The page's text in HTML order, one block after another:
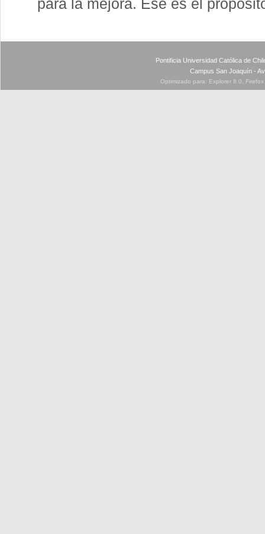
para la mejora. Ese es el
Pontificia Universidad Católica de
Campus San Joaquín -
Optimizado para: Explorer 8.0,